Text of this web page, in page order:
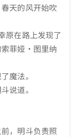
天的风开始吹
原在路上发现了
菲娅・图里纳
魔法。
说道。
，明斗负责照